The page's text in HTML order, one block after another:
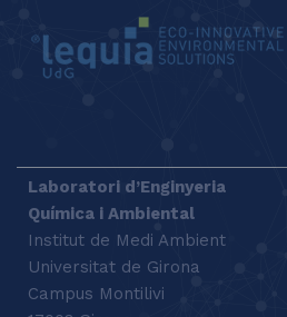
Laboratori d’Enginyeria
Química i Ambiental
Institut de Medi Ambient
Universitat de Girona
Campus Montilivi